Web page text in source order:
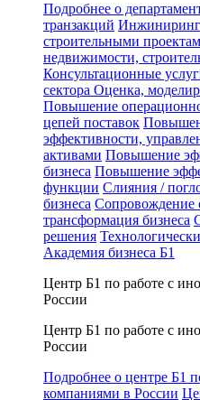
Подробнее о
транзакций Инжиниринг
строительными
недвижимости,
Консультационные
сектора Оценка,
Повышение
цепей поставок
эффективности,
активами Повышение
бизнеса Повышение
функции Слияния /
бизнеса Сопровождение
трансформация бизнеса
решения
Академия бизнеса Б1
Центр Б1 по работе с
России
Центр Б1 по работе с
России
Подробнее о центре Б1
компаниями в России